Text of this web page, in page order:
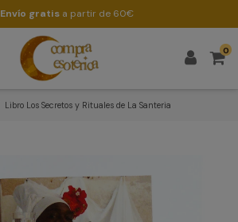
Envío gratis a partir de 60€
0
Libro Los Secretos y Rituales de La Santeria